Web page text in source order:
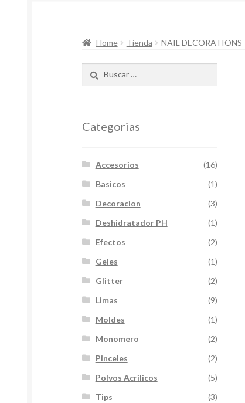
Home Tienda NAIL DECORATIONS
Categorias
Accesorios
(16)
Basicos
(1)
Decoracion
(3)
Deshidratador PH
(1)
Efectos
(2)
Geles
(1)
Glitter
(2)
Limas
(9)
Moldes
(1)
Monomero
(2)
Pinceles
(2)
Polvos Acrilicos
(5)
Tips
(3)